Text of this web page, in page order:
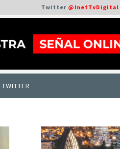
Twitter @InetTvDigital
TWITTER